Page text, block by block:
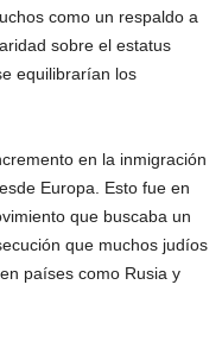
como un respaldo a
sobre el estatus
equilibrarían los
en la inmigración
Europa. Esto fue en
que buscaba un
que muchos judíos
países como Rusia y